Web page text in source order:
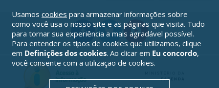
Usamos cookies para armazenar informações sobre
como você usa o nosso site e as páginas que visita. Tudo
para tornar sua experiência a mais agradável possível.
Para entender os tipos de cookies que utilizamos, clique
em Definições dos cookies. Ao clicar em Eu concordo,
você consente com a utilização de cookies.